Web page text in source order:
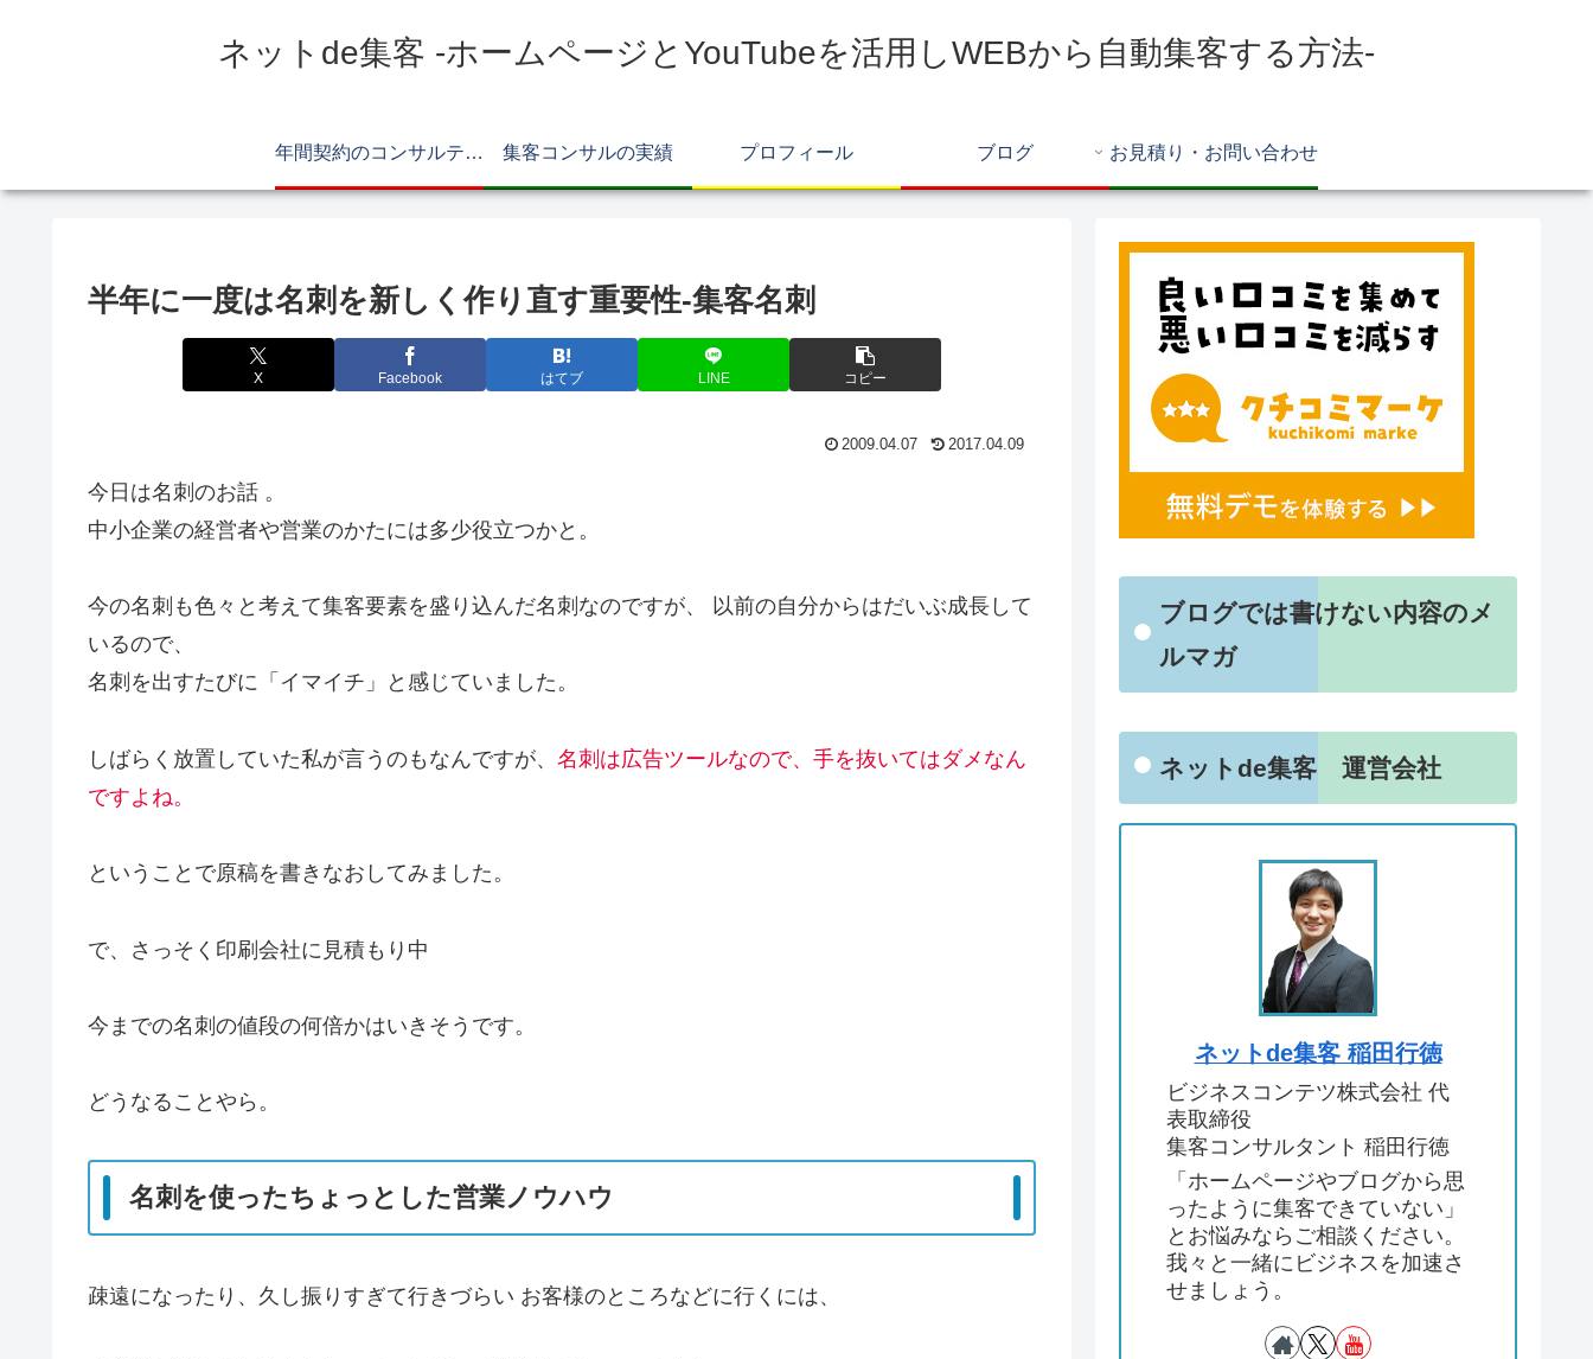
ネットde集客 -ホームページとYouTubeを活用しWEBから自動集客する方法-
年間契約のコンサルティング 集客コンサルの実績 プロフィール ブログ お見積り・お問い合わせ
半年に一度は名刺を新しく作り直す重要性-集客名刺
X Facebook はてブ LINE コピー
2009.04.07 2017.04.09
今日は名刺のお話 。
中小企業の経営者や営業のかたには多少役立つかと。
今の名刺も色々と考えて集客要素を盛り込んだ名刺なのですが、 以前の自分からはだいぶ成長して
いるので、
名刺を出すたびに「イマイチ」と感じていました。
しばらく放置していた私が言うのもなんですが、 名刺は広告ツールなので、手を抜いてはダメなん
ですよね。
ということで原稿を書きなおしてみました。
で、さっそく印刷会社に見積もり中
今までの名刺の値段の何倍かはいきそうです。
どうなることやら。
名刺を使ったちょっとした営業ノウハウ
疎遠になったり、久し振りすぎて行きづらい お客様のところなどに行くには、
ブログでは書けない内容のメ
ルマガ
ネットde集客 運営会社
ネットde集客 稲田行徳
ビジネスコンテツ株式会社 代
表取締役
集客コンサルタント 稲田行徳
「ホームページやブログから思
ったように集客できていない」
とお悩みならご相談ください。
我々と一緒にビジネスを加速さ
せましょう。